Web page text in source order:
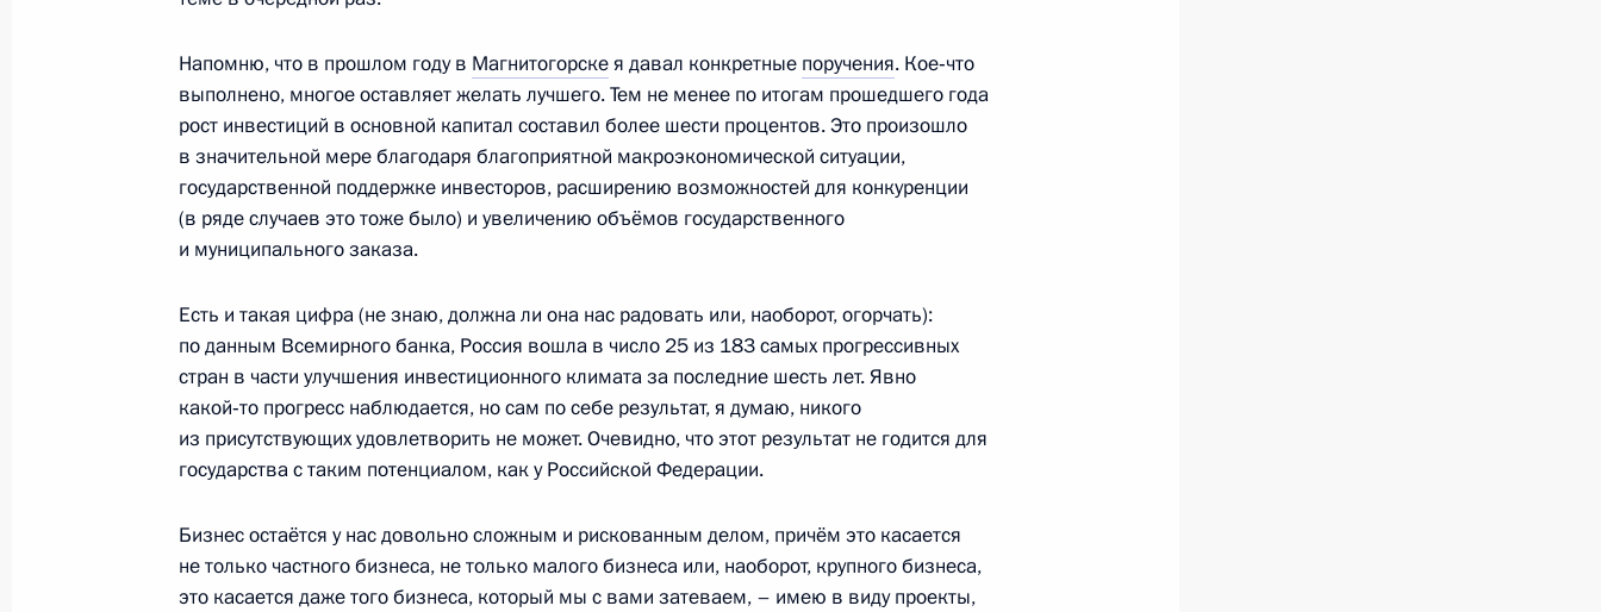
областей кандидатуры на посты глав этих регионов
27 января 2012 года, 20:15
Встреча с судьями арбитражных судов
27 января 2012 года, 15:30
Совещание с постоянными членами Совета Безопасности
27 января 2012 года, 14:00 Московская область, Горки
1
27 января 2012 года, 10:30
Напомню, что в прошлом году в Магнитогорскея давал конкретные поручения. Кое‑что
выполнено, многое оставляет желать лучшего. Тем не менее по итогам прошедшего года
рост инвестиций в основной капитал составил более шести процентов. Это произошло
в значительной мере благодаря благоприятной макроэкономической ситуации,
государственной поддержке инвесторов, расширению возможностей для конкуренции
(в ряде случаев это тоже было) и увеличению объёмов государственного
и муниципального заказа.
Есть и такая цифра (не знаю, должна ли она нас радовать или, наоборот, огорчать):
по данным Всемирного банка, Россия вошла в число 25 из 183 самых прогрессивных
стран в части улучшения инвестиционного климата за последние шесть лет. Явно
какой‑то прогресс наблюдается, но сам по себе результат, я думаю, никого
из присутствующих удовлетворить не может. Очевидно, что этот результат не годится для
государства с таким потенциалом, как у Российской Федерации.
Бизнес остаётся у нас довольно сложным и рискованным делом, причём это касается
не только частного бизнеса, не только малого бизнеса или, наоборот, крупного бизнеса,
это касается даже того бизнеса, который мы с вами затеваем, – имею в виду проекты,